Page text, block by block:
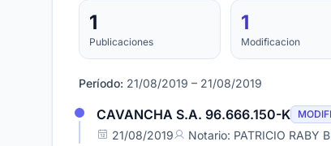
1
Publicaciones
1
Modificacion
Período: 21/08/2019 – 21/08/2019
CAVANCHA S.A. 96.666.150-K
21/08/2019 Notario: PATRICIO RABY